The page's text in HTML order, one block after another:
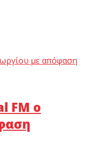
FM ο